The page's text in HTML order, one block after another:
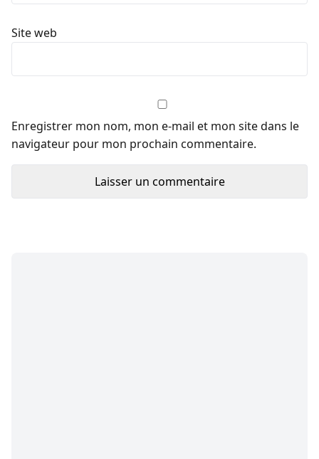
Site web
Enregistrer mon nom, mon e-mail et mon site dans le
navigateur pour mon prochain commentaire.